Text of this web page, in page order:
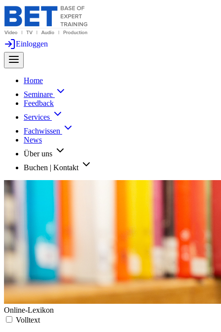
Einloggen
Home
Seminare
Feedback
Services
Fachwissen
News
Über uns
Buchen | Kontakt
Online-Lexikon
Volltext